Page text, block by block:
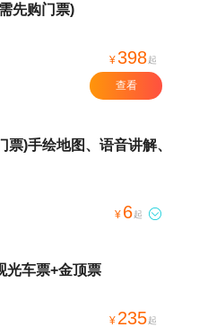
先购门票)
¥398起
查看
)手绘地图、语音讲解、
¥ 6起 
光车票+金顶票
¥ 235起